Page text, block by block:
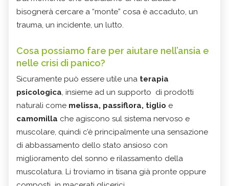
bisognerà cercare a “monte” cosa è accaduto, un
trauma, un incidente, un lutto.
Cosa possiamo fare per aiutare nell’ansia e
nelle crisi di panico?
Sicuramente può essere utile una terapia
psicologica, insieme ad un supporto di prodotti
naturali come melissa, passiflora, tiglio e
camomilla che agiscono sul sistema nervoso e
muscolare, quindi c’è principalmente una sensazione
di abbassamento dello stato ansioso con
miglioramento del sonno e rilassamento della
muscolatura. Li troviamo in tisana già pronte oppure